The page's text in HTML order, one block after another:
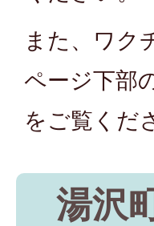
また、ワク
ページ下部
をご覧くだ
湯沢